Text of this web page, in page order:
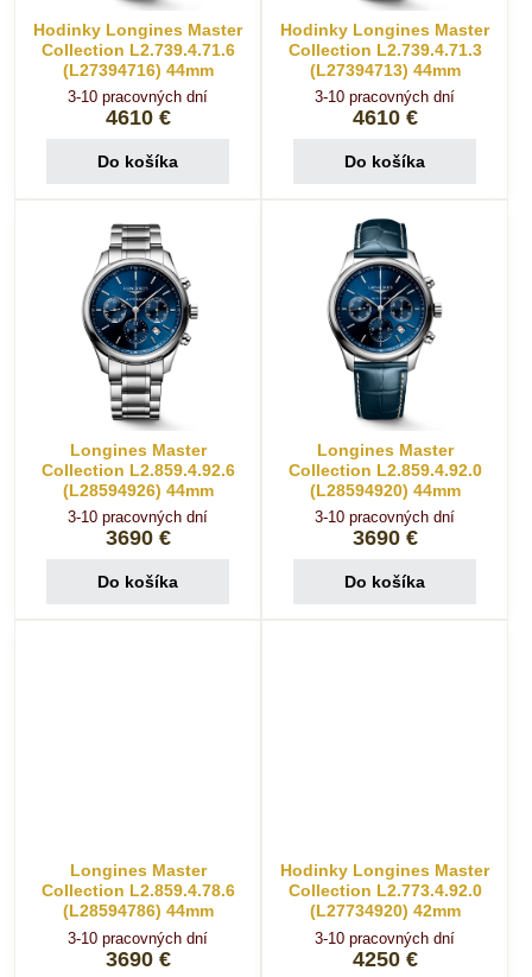
Hodinky Longines Master
Collection L2.739.4.71.6
(L27394716) 44mm
3-10 pracovných dní
4610 €
Do košíka
Hodinky Longines Master
Collection L2.739.4.71.3
(L27394713) 44mm
3-10 pracovných dní
4610 €
Do košíka
Longines Master
Collection L2.859.4.92.6
(L28594926) 44mm
3-10 pracovných dní
3690 €
Do košíka
Longines Master
Collection L2.859.4.92.0
(L28594920) 44mm
3-10 pracovných dní
3690 €
Do košíka
Longines Master
Collection L2.859.4.78.6
(L28594786) 44mm
3-10 pracovných dní
3690 €
Hodinky Longines Master
Collection L2.773.4.92.0
(L27734920) 42mm
3-10 pracovných dní
4250 €